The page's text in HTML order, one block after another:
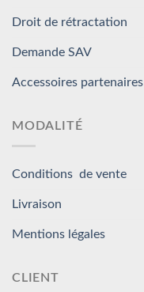
Droit de rétractation
Demande SAV
Accessoires partenaires
MODALITÉ
Conditions de vente
Livraison
Mentions légales
CLIENT